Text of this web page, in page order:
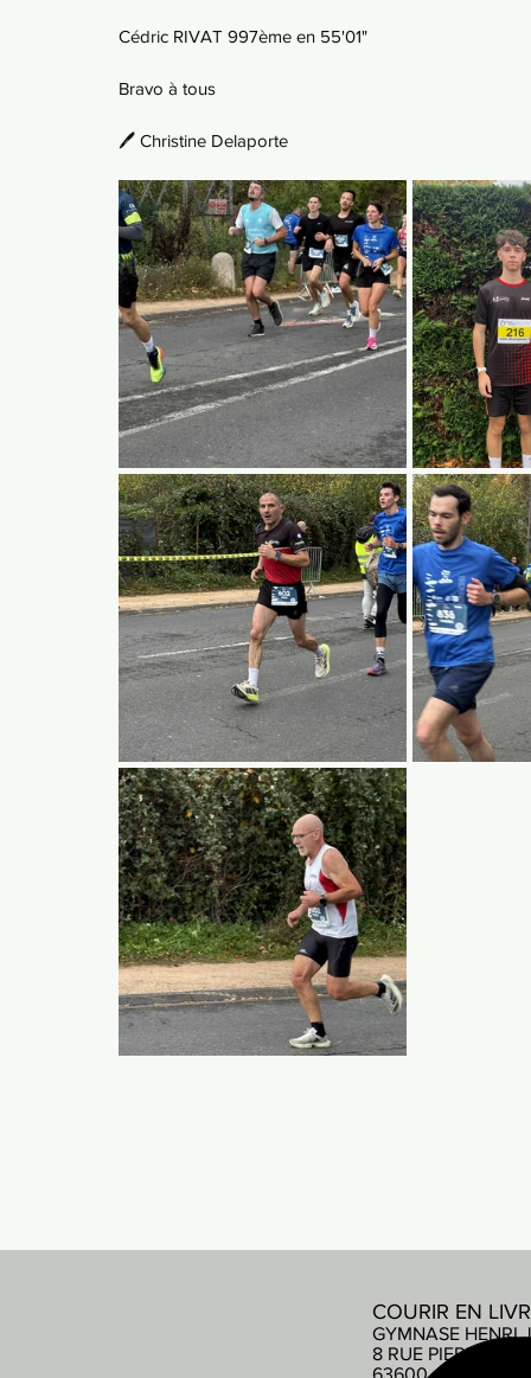
Cédric RIVAT 997ème en 55'01"
Bravo à tous
🖊️ Christine Delaporte
COURIR EN
GYMNASE HENRI
8 RUE PIERRE DE
63600 AMBERT